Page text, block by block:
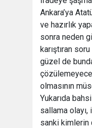
Ankara’ya
ve hazırlık
sonra neden
karıştıran
güzel de
olmasının
Yukarıda
sallama
sanki kimlerin